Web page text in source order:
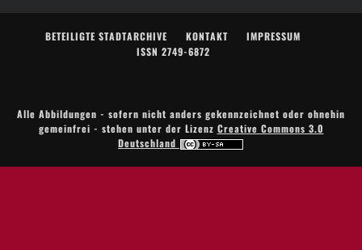
BETEILIGTE STADTARCHIVE KONTAKT
IMPRESSUM
ISSN 2749-6872
Alle Abbildungen - sofern nicht anders gekennzeichnet oder ohnehin
gemeinfrei - stehen unter der Lizenz Creative Commons 3.0
Deutschland